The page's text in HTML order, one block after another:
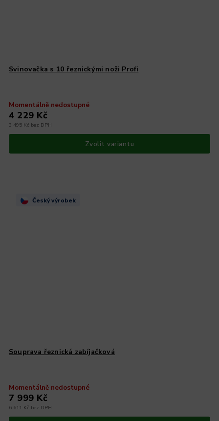
Svinovačka s 10 řeznickými noži Profi
Momentálně nedostupné
3 495 Kč bez DPH
4 229 Kč
Zvolit variantu
Český výrobek
Souprava řeznická zabíjačková
Momentálně nedostupné
6 611 Kč bez DPH
7 999 Kč